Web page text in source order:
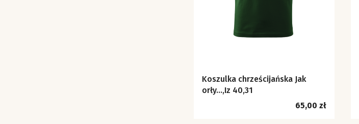
Koszulka chrześcijańska Jak
orły...,Iz 40,31
Cena
65,00 zł